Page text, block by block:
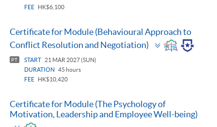
FEE
HK$6,100
Certificate for Module (Behavioural Approach to
Conflict Resolution and Negotiation)
Toggle
panel
PT START
21 MAR 2027 (SUN)
DURATION
45 hours
FEE
HK$10,420
Certificate for Module (The Psychology of
Motivation, Leadership and Employee Well-being)
Toggle